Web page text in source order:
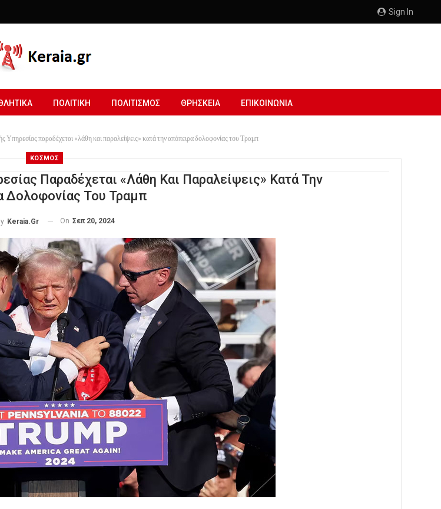
Sign In
ΠΟΛΙΤΙΚΗ ΠΟΛΙΤΙΣΜΟΣ ΘΡΗΣΚΕΙΑ ΕΠΙΚΟΙΝΩΝΙΑ
παραδέχεται «λάθη και παραλείψεις» κατά την απόπειρα δολοφονίας του Τραμπ
ΚΟΣΜΟΣ
Παραδέχεται «λάθη Και Παραλείψεις» Κατά Την
Δολοφονίας Του Τραμπ
Keraia.gr On Σεπ 20, 2024